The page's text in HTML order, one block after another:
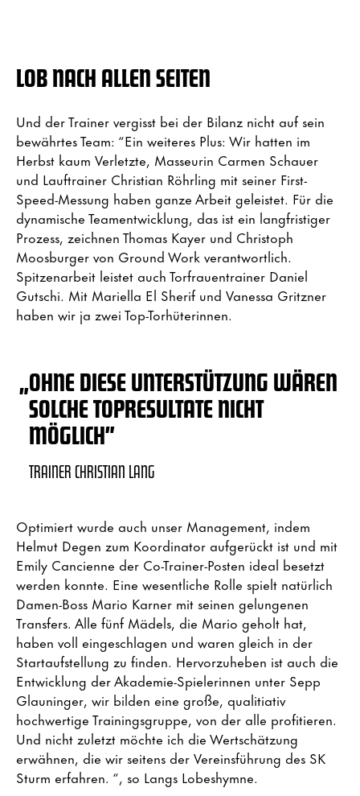
LOB NACH ALLEN SEITEN
Und der Trainer vergisst bei der Bilanz nicht auf sein
bewährtes Team: “Ein weiteres Plus: Wir hatten im
Herbst kaum Verletzte, Masseurin Carmen Schauer
und Lauftrainer Christian Röhrling mit seiner First-
Speed-Messung haben ganze Arbeit geleistet. Für die
dynamische Teamentwicklung, das ist ein langfristiger
Prozess, zeichnen Thomas Kayer und Christoph
Moosburger von Ground Work verantwortlich.
Spitzenarbeit leistet auch Torfrauentrainer Daniel
Gutschi. Mit Mariella El Sherif und Vanessa Gritzner
haben wir ja zwei Top-Torhüterinnen.
„OHNE DIESE UNTERSTÜTZUNG WÄREN
SOLCHE TOPRESULTATE NICHT
MÖGLICH”
TRAINER CHRISTIAN LANG
Optimiert wurde auch unser Management, indem
Helmut Degen zum Koordinator aufgerückt ist und mit
Emily Cancienne der Co-Trainer-Posten ideal besetzt
werden konnte. Eine wesentliche Rolle spielt natürlich
Damen-Boss Mario Karner mit seinen gelungenen
Transfers. Alle fünf Mädels, die Mario geholt hat,
haben voll eingeschlagen und waren gleich in der
Startaufstellung zu finden. Hervorzuheben ist auch die
Entwicklung der Akademie-Spielerinnen unter Sepp
Glauninger, wir bilden eine große, qualitiativ
hochwertige Trainingsgruppe, von der alle profitieren.
Und nicht zuletzt möchte ich die Wertschätzung
erwähnen, die wir seitens der Vereinsführung des SK
Sturm erfahren. “, so Langs Lobeshymne.